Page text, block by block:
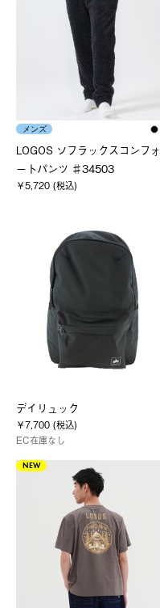
メンズ
LOGOS ソフラックスコンフォ
ートパンツ ♯34503
￥5,720 (税込)
デイリュック
￥7,700 (税込)
EC在庫なし
NEW